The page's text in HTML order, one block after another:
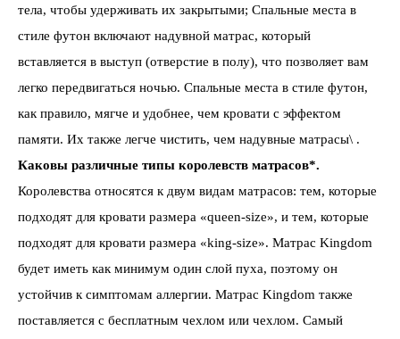
тела, чтобы удерживать их закрытыми; Спальные места в
стиле футон включают надувной матрас, который
вставляется в выступ (отверстие в полу), что позволяет вам
легко передвигаться ночью. Спальные места в стиле футон,
как правило, мягче и удобнее, чем кровати с эффектом
памяти. Их также легче чистить, чем надувные матрасы\ .
Каковы различные типы королевств матрасов*.
Королевства относятся к двум видам матрасов: тем, которые
подходят для кровати размера «queen-size», и тем, которые
подходят для кровати размера «king-size». Матрас Kingdom
будет иметь как минимум один слой пуха, поэтому он
устойчив к симптомам аллергии. Матрас Kingdom также
поставляется с бесплатным чехлом или чехлом. Самый